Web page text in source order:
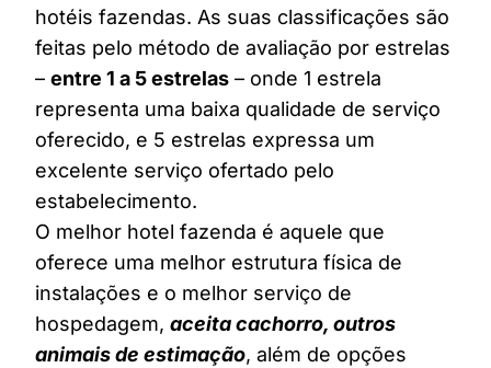
hotéis fazendas. As suas classificações são
feitas pelo método de avaliação por estrelas
– entre 1 a 5 estrelas – onde 1 estrela
representa uma baixa qualidade de serviço
oferecido, e 5 estrelas expressa um
excelente serviço ofertado pelo
estabelecimento.
O melhor hotel fazenda é aquele que
oferece uma melhor estrutura física de
instalações e o melhor serviço de
hospedagem, aceita cachorro, outros
animais de estimação, além de opções